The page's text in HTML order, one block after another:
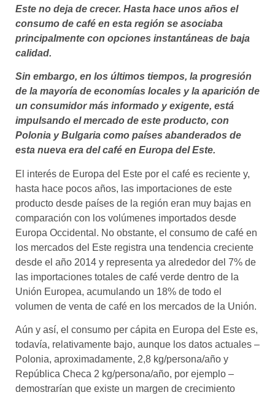
algo nuevo que
enseñarnos
BOLSA DE TRABAJO
¡te imaginas vivir de tu pasión
CONTACTO
¡queremos saber
de ti!
Este no deja de crecer. Hasta hace unos años el
consumo de café en esta región se asociaba
principalmente con opciones instantáneas de baja
calidad.
Sin embargo, en los últimos tiempos, la progresión
de la mayoría de economías locales y la aparición de
un consumidor más informado y exigente, está
impulsando el mercado de este producto, con
Polonia y Bulgaria como países abanderados de
esta nueva era del café en Europa del Este.
El interés de Europa del Este por el café es reciente y,
hasta hace pocos años, las importaciones de este
producto desde países de la región eran muy bajas en
comparación con los volúmenes importados desde
Europa Occidental. No obstante, el consumo de café en
los mercados del Este registra una tendencia creciente
desde el año 2014 y representa ya alrededor del 7% de
las importaciones totales de café verde dentro de la
Unión Europea, acumulando un 18% de todo el
volumen de venta de café en los mercados de la Unión.
Aún y así, el consumo per cápita en Europa del Este es,
todavía, relativamente bajo, aunque los datos actuales –
Polonia, aproximadamente, 2,8 kg/persona/año y
República Checa 2 kg/persona/año, por ejemplo –
demostrarían que existe un margen de crecimiento